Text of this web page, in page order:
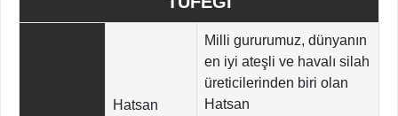
Hatsan
Milli gururumuz, dünyanın
en iyi ateşli ve havalı silah
üreticilerinden biri olan
Hatsan